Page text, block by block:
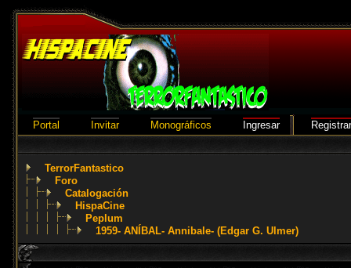
Portal Invitar Monográficos Ingresar
TerrorFantastico
Foro
Catalogación
HispaCine
Peplum
1959- ANÍBAL- Annibale- (Edgar G. Ulmer)